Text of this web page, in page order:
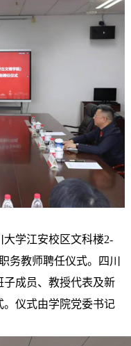
大学江安校区文科楼2-
务教师聘任仪式。四川
成员、教授代表及新
仪式由学院党委书记